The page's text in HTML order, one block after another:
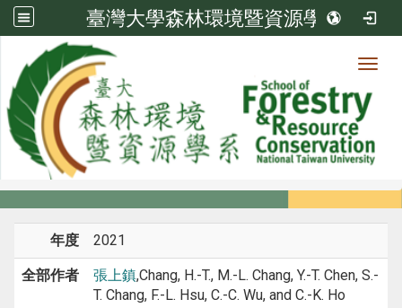
臺灣大學森林環境暨資源學系
系所成員
系所成員
年度 2021
全部作者 張上鎮,Chang, H.-T., M.-L. Chang, Y.-T. Chen, S.-
T. Chang, F.-L. Hsu, C.-C. Wu, and C.-K. Ho